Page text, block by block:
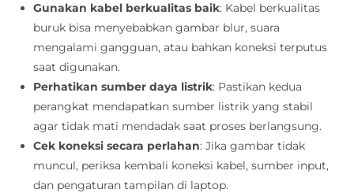
Gunakan kabel berkualitas baik: Kabel berkualitas
buruk bisa menyebabkan gambar blur, suara
mengalami gangguan, atau bahkan koneksi terputus
saat digunakan.
Perhatikan sumber daya listrik: Pastikan kedua
perangkat mendapatkan sumber listrik yang stabil
agar tidak mati mendadak saat proses berlangsung.
Cek koneksi secara perlahan: Jika gambar tidak
muncul, periksa kembali koneksi kabel, sumber input,
dan pengaturan tampilan di laptop.